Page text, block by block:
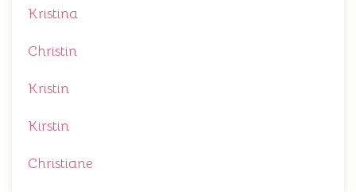
Kristina
Christin
Kristin
Kirstin
Christiane